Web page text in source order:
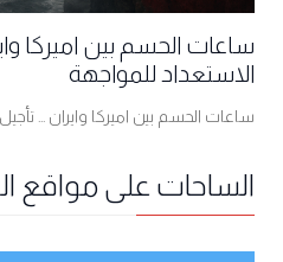
ساعات الحسم بين اميركا
الاستعداد للمواجهة
ساعات الحسم بين اميركا وايران ...
الساحات على مواقع